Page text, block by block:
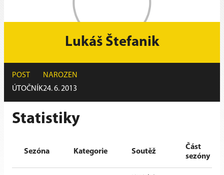
Lukáš Štefanik
POST
ÚTOČNÍK
NAROZEN
24. 6. 2013
Statistiky
Sezóna Kategorie Soutěž
Část
sezóny